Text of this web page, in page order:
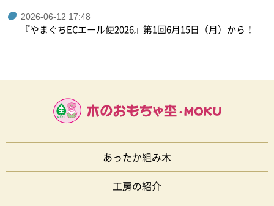
2026-06-12 17:48
『やまぐちECエール便2026』第1回6月15日（月）から！
あったか組み木
工房の紹介